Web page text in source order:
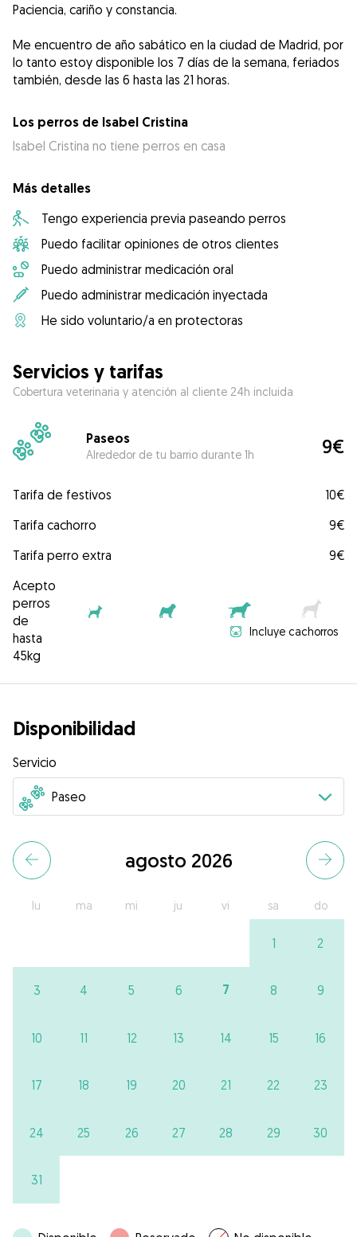
Paciencia, cariño y constancia.
Me encuentro de año sabático en la ciudad de Madrid, por
lo tanto estoy disponible los 7 días de la semana, feriados
también, desde las 6 hasta las 21 horas.
Los perros de Isabel Cristina
Isabel Cristina no tiene perros en casa
Más detalles
Tengo experiencia previa paseando perros
Puedo facilitar opiniones de otros clientes
Puedo administrar medicación oral
Puedo administrar medicación inyectada
He sido voluntario/a en protectoras
Servicios y tarifas
Cobertura veterinaria y atención al cliente 24h incluida
Paseos
Alrededor de tu barrio durante 1h 9€
Tarifa de festivos
10€
Tarifa cachorro
9€
Tarifa perro extra
9€
Acepto
perros
de
hasta
45kg
Incluye cachorros
Disponibilidad
Servicio
agosto 2026
lu ma mi ju vi sa do
1 2
3 4 5 6 7 8 9
10 11 12 13 14 15 16
17 18 19 20 21 22 23
24 25 26 27 28 29 30
31